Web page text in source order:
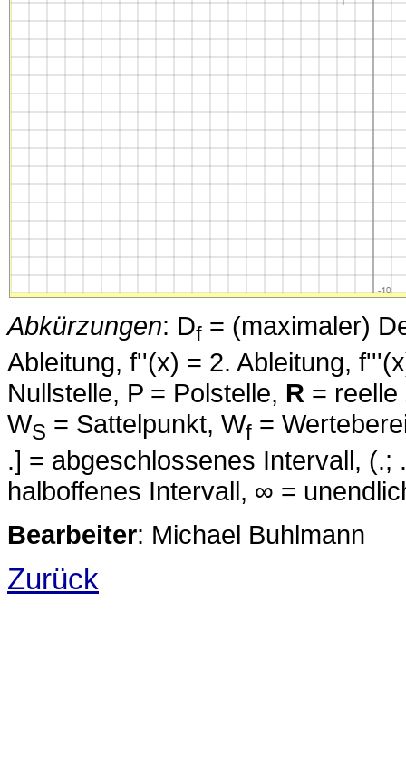
Abkürzungen: Df = (maximaler)
Ableitung, f''(x) = 2. Ableitung,
Nullstelle, P = Polstelle, R = reelle
WS = Sattelpunkt, Wf =
.] = abgeschlossenes Intervall,
halboffenes Intervall, ∞ =
Bearbeiter: Michael Buhlmann
Zurück